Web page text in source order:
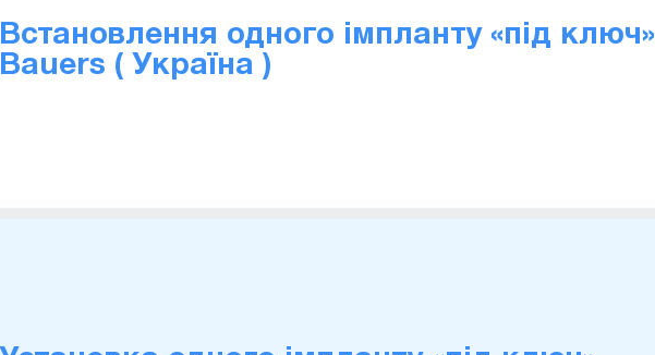
Встановлення одного імпланту «під ключ»
Bauers ( Україна )